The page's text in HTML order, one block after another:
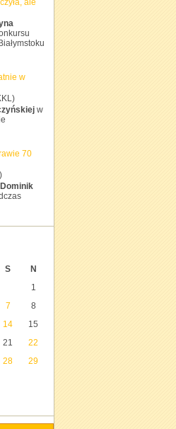
ale
w
w
70
Dominik
S N
1
7
8
14
15
21
22
28
29